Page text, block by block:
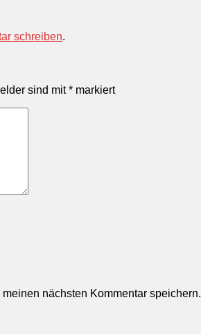
schreiben.
sind mit* markiert
nächsten Kommentar speichern.